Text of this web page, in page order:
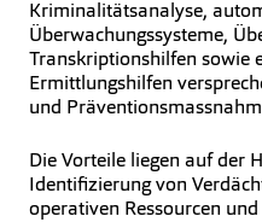
Kriminalitätsanalyse,
Überwachungssysteme,
Transkriptionshilfen sowie
Ermittlungshilfen
und
Die Vorteile liegen auf der
Identifizierung von
operativen Ressourcen